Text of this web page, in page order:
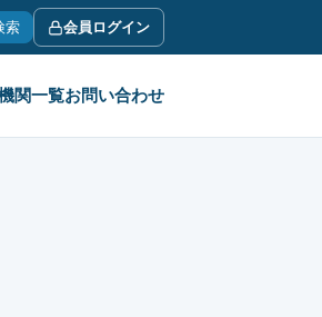
索 会員ログイン
関一覧お問い合わせ